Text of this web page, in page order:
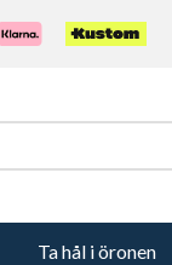
Ta hål i öronen